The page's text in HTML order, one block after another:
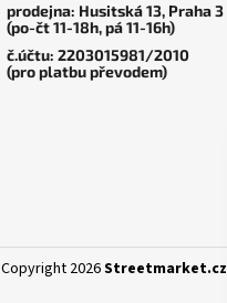
prodejna: Husitská 13, Praha 3
(po-čt 11-18h, pá 11-16h)
č.účtu: 2203015981/2010
(pro platbu převodem)
Copyright 2026Streetmarket.cz